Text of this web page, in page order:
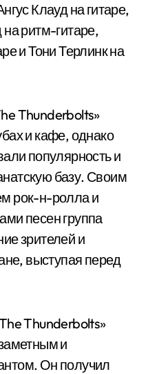
Клауд на гитаре,
ритм-гитаре,
и Тони Терлинк на
Thunderbolts»
и кафе, однако
популярность и
базу. Своим
рок-н-ролла и
песен группа
зрителей и
выступая перед
Thunderbolts»
и
Он получил